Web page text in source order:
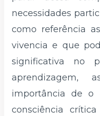
necessidades
como referência
vivencia e que
significativa no
aprendizagem,
importância de o
consciência